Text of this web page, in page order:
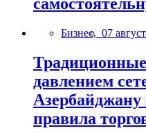
Бизнес, 07
давлением
Азербайджану
правила